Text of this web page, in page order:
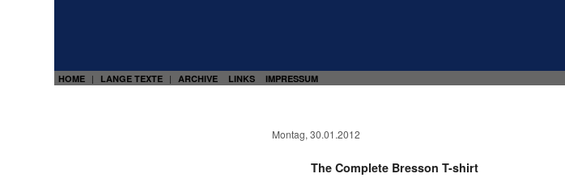
HOME | LANGE TEXTE | ARCHIVE LINKS IMPRESSUM
Montag, 30.01.2012
The Complete Bresson T-shirt